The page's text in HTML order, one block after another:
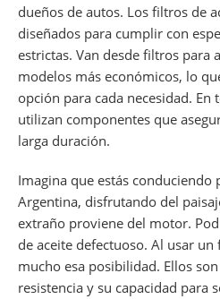
dueños de autos. Los filtros de
diseñados para cumplir con
estrictas. Van desde filtros para
modelos más económicos, lo
opción para cada necesidad.
utilizan componentes que
larga duración.
Imagina que estás conduciendo
Argentina, disfrutando del
extraño proviene del motor.
de aceite defectuoso. Al usar
mucho esa posibilidad. Ellos
resistencia y su capacidad para